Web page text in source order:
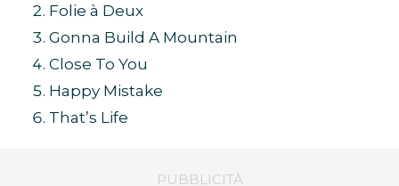
Folie à Deux
Gonna Build A Mountain
Close To You
Happy Mistake
That’s Life